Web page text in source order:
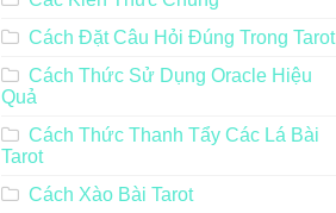
Cách Đặt Câu Hỏi Đúng Trong Tarot
Cách Thức Sử Dụng Oracle Hiệu
Quả
Cách Thức Thanh Tẩy Các Lá Bài
Tarot
Cách Xào Bài Tarot